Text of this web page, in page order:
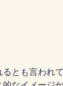
とも言われ